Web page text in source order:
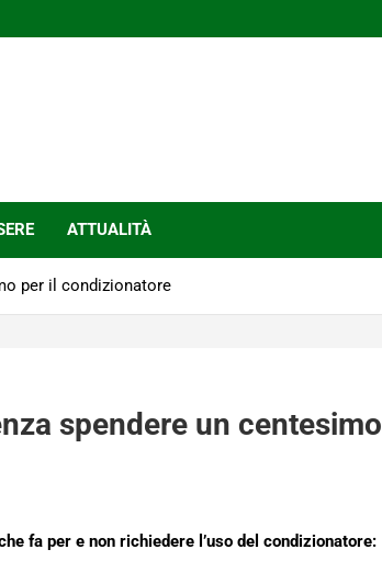
ATTUALITÀ
per il condizionatore
spendere un centesimo
fa per e non richiedere l’uso del condizionatore: